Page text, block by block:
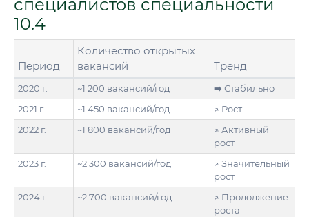
специалистов специальности
10.4
Период
Количество открытых
вакансий
Тренд
2020 г. ~1 200 вакансий/год
➡️ Стабильно
2021 г.
~1 450 вакансий/год
↗️ Рост
2022 г.
~1 800 вакансий/год
↗️ Активный
рост
2023 г.
~2 300 вакансий/год
↗️ Значительный
рост
2024 г.
~2 700 вакансий/год
↗️ Продолжение
роста